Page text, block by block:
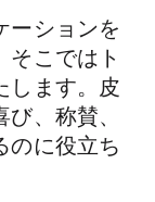
ーションを
こではト
します。皮
、称賛、
のに役立ち